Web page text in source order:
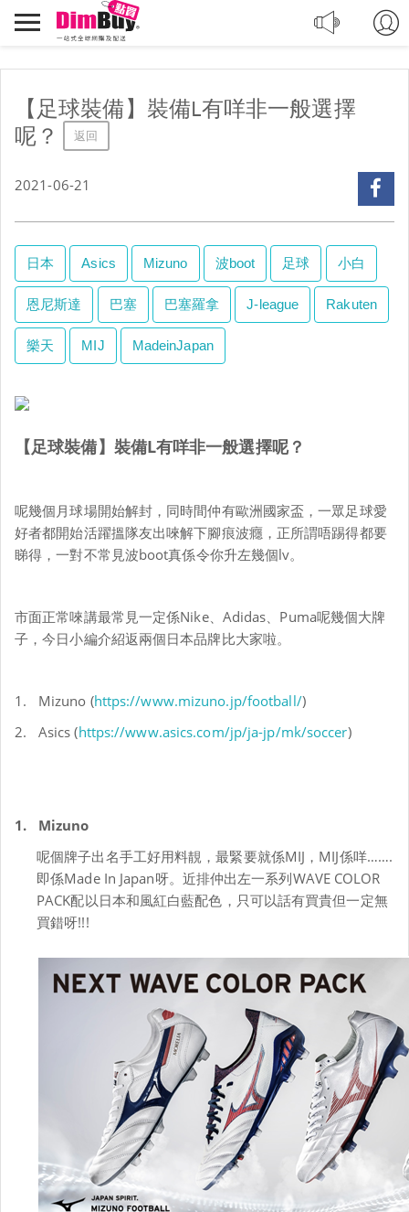
轉
運,
購,
購
物
Dimbuy
導
【足球裝備】裝備L有咩非一般選擇
呢？
返回
2021-06-21
日本 Asics Mizuno 波boot 足球 小白
恩尼斯達 巴塞 巴塞羅拿 J-league Rakuten
樂天 MIJ MadeinJapan
【足球裝備】裝備L有咩非一般選擇呢？
呢幾個月球場開始解封，同時間仲有歐洲國家盃，一眾足球愛
好者都開始活躍搵隊友出唻解下腳痕波癮，正所謂唔踢得都要
睇得，一對不常見波boot真係令你升左幾個lv。
市面正常唻講最常見一定係Nike、 Adidas、 Puma呢幾個大牌
子，今日小編介紹返兩個日本品牌比大家啦。
1. Mizuno (https://www.mizuno.jp/football/)
2.
Asics (https://www.asics.com/jp/ja-jp/mk/soccer)
1.
Mizuno
呢個牌子出名手工好用料靚，最緊要就係MIJ ， MIJ係咩…….
即係Made In Japan呀。近排仲出左一系列WAVE COLOR
PACK配以日本和風紅白藍配色，只可以話有買貴但一定無
買錯呀!!!